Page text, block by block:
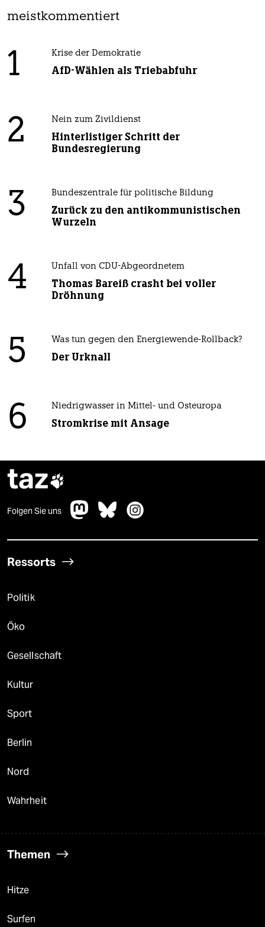
meistkommentiert
1 Krise der Demokratie
AfD-Wählen als Triebabfuhr
2 Nein zum Zivildienst
Hinterlistiger Schritt der
Bundesregierung
3 Bundeszentrale für politische Bildung
Zurück zu den antikommunistischen
Wurzeln
4 Unfall von CDU-Abgeordnetem
Thomas Bareiß crasht bei voller
Dröhnung
5 Was tun gegen den Energiewende-Rollback?
Der Urknall
6 Niedrigwasser in Mittel- und Osteuropa
Stromkrise mit Ansage
taz
Folgen Sie uns
Ressorts
Politik
Öko
Gesellschaft
Kultur
Sport
Berlin
Nord
Wahrheit
Themen
Hitze
Surfen